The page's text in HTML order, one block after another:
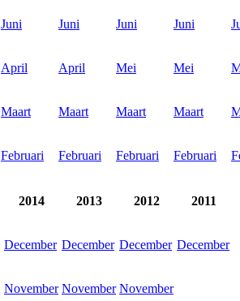
Juni Juni Juni Juni
April April Mei Mei
Maart Maart Maart Maart
Februari Februari Februari Februari
2014 2013 2012 2011
December December December December
November November November